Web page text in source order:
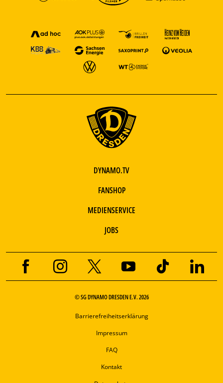
DYNAMO.TV
FANSHOP
MEDIENSERVICE
JOBS
© SG DYNAMO DRESDEN E.V. 2026
Barrierefreiheitserklärung
Impressum
FAQ
Kontakt